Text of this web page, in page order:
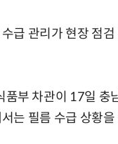
급 관리가 현장 점
부 차관이 17일 충
는 필름 수급 상황